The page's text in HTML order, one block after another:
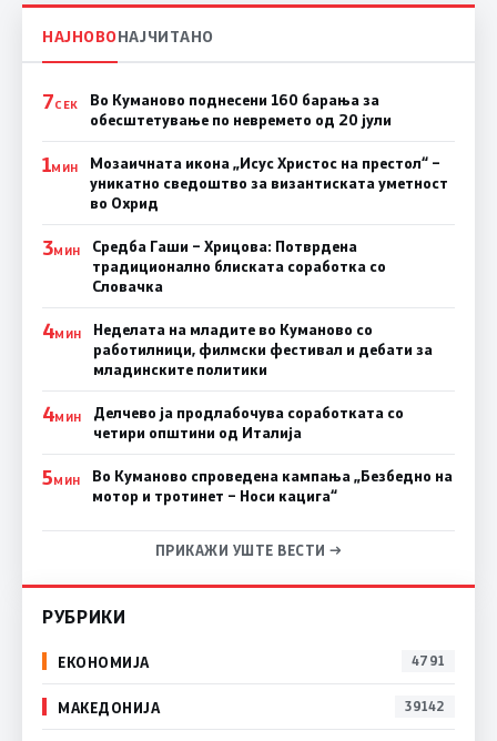
НАЈНОВОНАЈЧИТАНО
7СЕК
Во Куманово поднесени 160 барања за
обесштетување по невремето од 20 јули
1МИН
Мозаичната икона „Исус Христос на престол“ –
уникатно сведоштво за византиската уметност
во Охрид
3МИН
Средба Гаши – Хрицова: Потврдена
традиционално блиската соработка со
Словачка
4МИН
Неделата на младите во Куманово со
работилници, филмски фестивал и дебати за
младинските политики
4МИН
Делчево ја продлабочува соработката со
четири општини од Италија
5МИН
Во Куманово спроведена кампања „Безбедно на
мотор и тротинет – Носи кацига“
ПРИКАЖИ УШТЕ ВЕСТИ →
РУБРИКИ
ЕКОНОМИЈА 4791
МАКЕДОНИЈА 39142